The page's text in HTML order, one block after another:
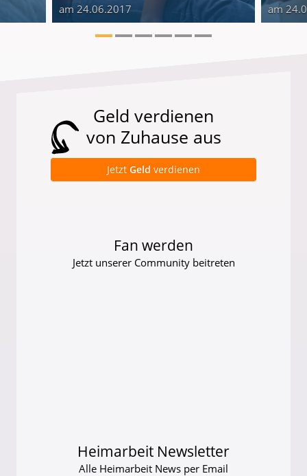
am 24.06.2017 am
Geld verdienen
von Zuhause aus
Jetzt Geld verdienen
Fan werden
Jetzt unserer Community beitreten
Heimarbeit Newsletter
Alle Heimarbeit News per Email